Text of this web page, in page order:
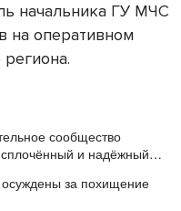
начальника ГУ МЧС
на оперативном
сообщество
и надёжный
за похищение